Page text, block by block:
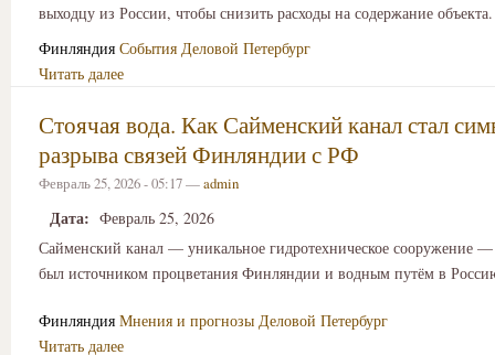
выходцу из России, чтобы снизить расходы на содержание объекта.
Финляндия События Деловой Петербург
Читать далее
Стоячая вода. Как Сайменский канал стал
разрыва связей Финляндии с РФ
Февраль 25, 2026 - 05:17 —admin
Дата: Февраль 25, 2026
Сайменский канал — уникальное гидротехническое сооружение
был источником процветания Финляндии и водным путём в
Финляндия Мнения и прогнозы Деловой Петербург
Читать далее